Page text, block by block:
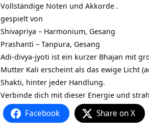
Vollständige Noten und Akkorde .
gespielt von
Shivapriya – Harmonium, Gesang
Prashanti – Tanpura, Gesang
Adi-divya-jyoti ist ein kurzer Bhajan mit
Mutter Kali erscheint als das ewige Licht
Shakti, hinter jeder Handlung.
Verbinde dich mit dieser Energie und
Facebook Share on X